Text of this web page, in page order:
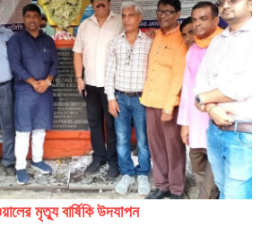
মৃত্যু বার্ষিকি উদযাপন